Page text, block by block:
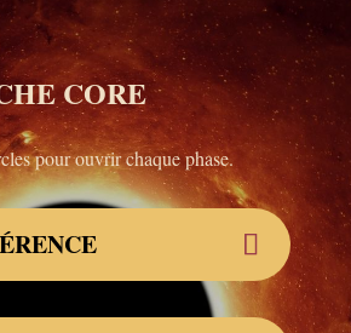
CORE
pour ouvrir chaque phase.